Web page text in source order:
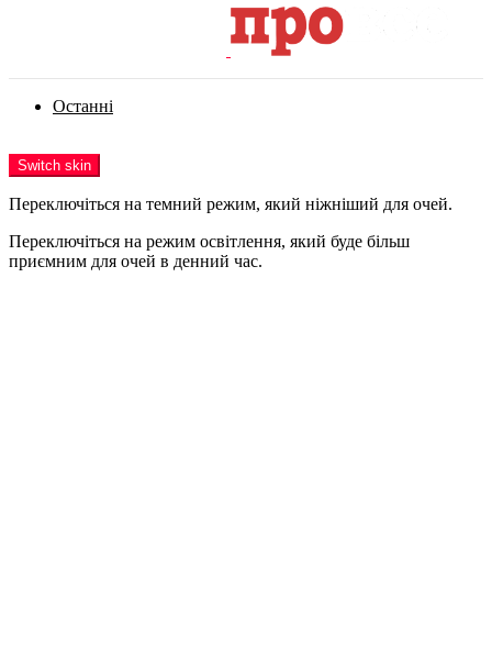
Останні
Switch skin
Переключіться на темний режим, який ніжніший для очей.
Переключіться на режим освітлення, який буде більш
приємним для очей в денний час.